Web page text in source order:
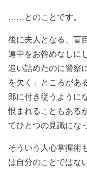
……とのことです。
後に夫人となる、盲
連中をお咎めなしに
追い詰めたのに警察
を欠く」ところがあ
郎に付き従うように
恨まれることもある
てひとつの見識にな
そういう人心掌握術
は自分のことではな